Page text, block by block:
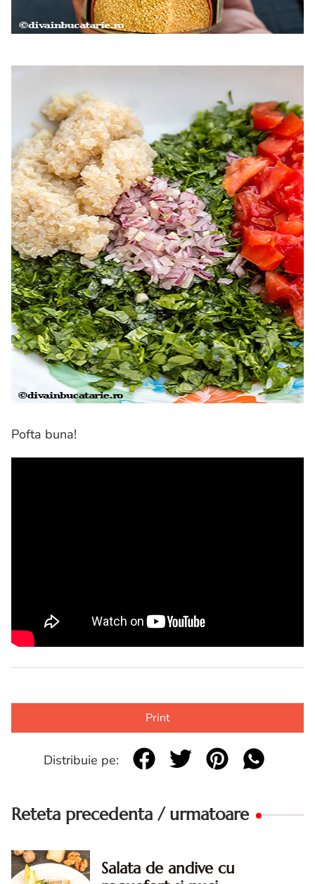
Pofta buna!
Print
Distribuie pe:
Reteta precedenta / urmatoare
Salata de andive cu